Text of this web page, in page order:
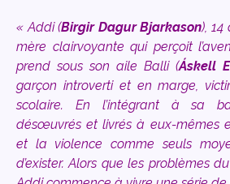
« Addi (Birgir Dagur Bjarkason),
mère clairvoyante qui perçoit
prend sous son aile Balli (Áskell
garçon introverti et en marge,
scolaire. En l’intégrant à sa
désœuvrés et livrés à eux-mêmes
et la violence comme seuls
d’exister. Alors que les problèmes